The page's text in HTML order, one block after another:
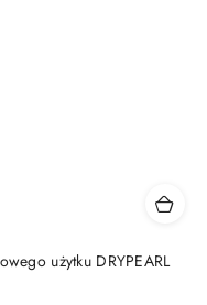
użytku DRYPEARL